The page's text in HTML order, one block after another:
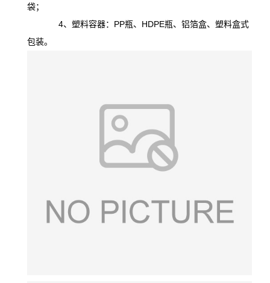
袋；
4、塑料容器：PP瓶、HDPE瓶、铝箔盒、塑料盒式
包装。